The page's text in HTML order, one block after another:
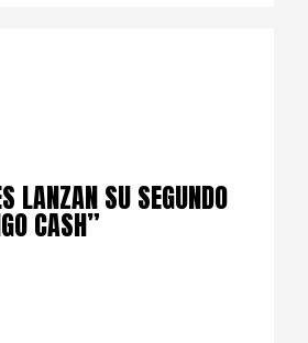
LANZAN SU SEGUNDO
CASH”